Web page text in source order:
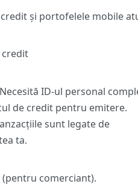
și portofelele mobile
credit
Necesită ID-ul personal
de credit pentru emitere.
sunt legate de
ta.
(pentru comerciant).